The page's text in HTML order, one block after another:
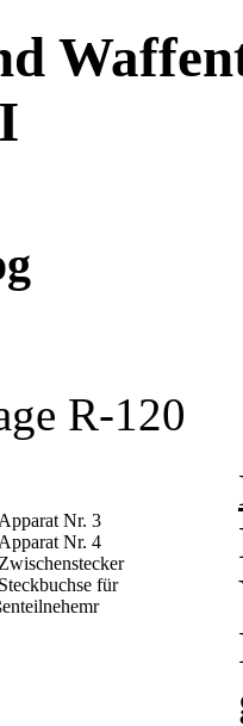
R-120
Nr. 3
Nr. 4
für